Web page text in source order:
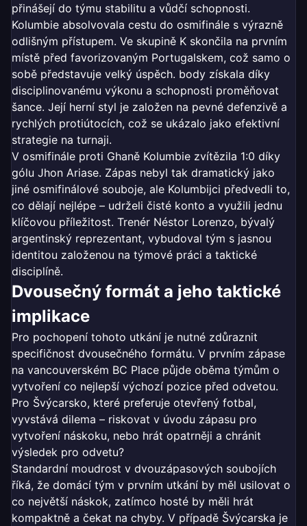
přinášejí do týmu stabilitu a vůdčí schopnosti.
Kolumbie absolvovala cestu do osmifinále s výrazně
odlišným přístupem. Ve skupině K skončila na prvním
místě před favorizovaným Portugalskem, což samo o
sobě představuje velký úspěch. body získala díky
disciplinovanému výkonu a schopnosti proměňovat
šance. Její herní styl je založen na pevné defenzivě a
rychlých protiútocích, což se ukázalo jako efektivní
strategie na turnaji.
V osmifinále proti Ghaně Kolumbie zvítězila 1:0 díky
gólu Jhon Ariase. Zápas nebyl tak dramatický jako
jiné osmifinálové souboje, ale Kolumbijci předvedli to,
co dělají nejlépe – udrželi čisté konto a využili jednu
klíčovou příležitost. Trenér Néstor Lorenzo, bývalý
argentinský reprezentant, vybudoval tým s jasnou
identitou založenou na týmové práci a taktické
disciplíně.
Dvousečný formát a jeho taktické
implikace
Pro pochopení tohoto utkání je nutné zdůraznit
specifičnost dvousečného formátu. V prvním zápase
na vancouverském BC Place půjde oběma týmům o
vytvoření co nejlepší výchozí pozice před odvetou.
Pro Švýcarsko, které preferuje otevřený fotbal,
vyvstává dilema – riskovat v úvodu zápasu pro
vytvoření náskoku, nebo hrát opatrněji a chránit
výsledek pro odvetu?
Standardní moudrost v dvouzápasových soubojích
říká, že domácí tým v prvním utkání by měl usilovat o
co největší náskok, zatímco hosté by měli hrát
kompaktně a čekat na chyby. V případě Švýcarska je